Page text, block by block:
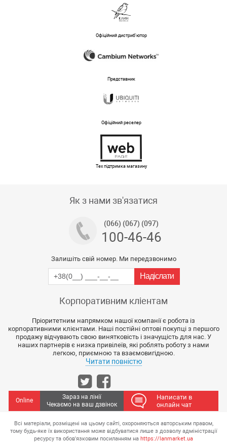
Офіційний дистриб'ютор
Представник
Офіційний реселер
Тех підтримка магазину
Як з нами зв'язатися
(066) (067) (097)
100-46-46
Залишіть свій номер. Ми передзвонимо
Корпоративним кліентам
Пріоритетним напрямком нашої компанії є робота із
корпоративними клієнтами. Наші постійні оптові покупці з першого
продажу відчувають свою винятковість і значущість для нас. У
наших партнерів є низка привілеїв, які роблять роботу з нами
легкою, приємною та взаємовигідною.
Читати повністю
Online
Зараз на лінії
Чекаємо на ваш дзвінок
Написати в
онлайн чат
Всі матеріали, розміщені на цьому сайті, охороняються авторським правом,
тому будь-яке їх використання може відбуватися лише з дозволу адміністрації
ресурсу та обов'язковим посиланням на https://lanmarket.ua